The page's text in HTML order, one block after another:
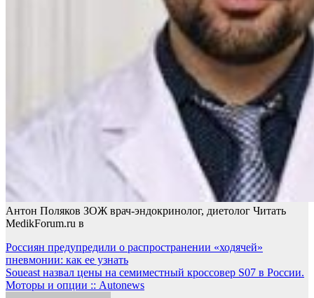
Антон Поляков ЗОЖ врач-эндокринолог, диетолог Читать
MedikForum.ru в
Навигация
по
записям
Россиян предупредили о распространении «ходячей»
пневмонии: как ее узнать
Soueast назвал цены на семиместный кроссовер S07 в России.
Моторы и опции :: Autonews